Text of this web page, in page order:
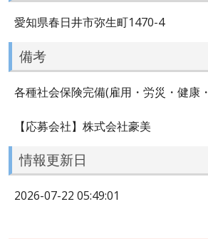
愛知県春日井市弥生町1470-4
備考
各種社会保険完備(雇用・労災・健康
【応募会社】株式会社豪美
情報更新日
2026-07-22 05:49:01